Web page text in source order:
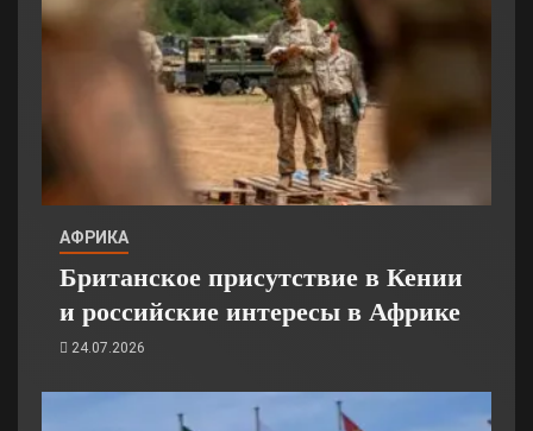
АФРИКА
Британское присутствие в Кении
и российские интересы в Африке
24.07.2026